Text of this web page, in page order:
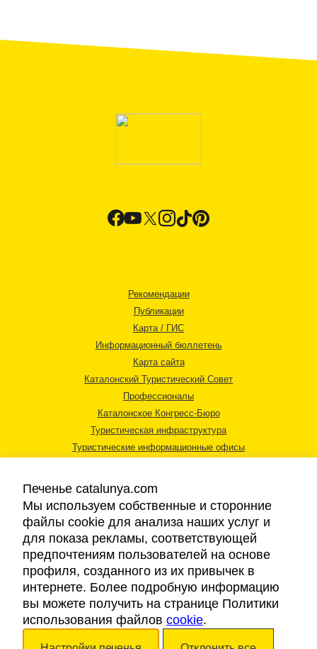
Рекомендации
Публикации
Карта / ГИС
Информационный бюллетень
Карта сайта
Каталонский Туристический Совет
Профессионалы
Каталонское Конгресс-Бюро
Туристическая инфраструктура
Туристические информационные офисы
Правовая информация
Cookies
Доступность
Авторские права © 2026. Каталонский Туристический Совет. Все права
Печенье catalunya.com
Мы используем собственные и сторонние
файлы cookie для анализа наших услуг и
для показа рекламы, соответствующей
предпочтениям пользователей на основе
профиля, созданного из их привычек в
интернете. Более подробную информацию
вы можете получить на странице Политики
использования файлов cookie.